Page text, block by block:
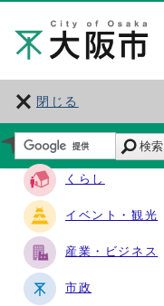
閉じる
サイト・ナビ
くらし
イベント・観光
産業・ビジネス
市政
検索